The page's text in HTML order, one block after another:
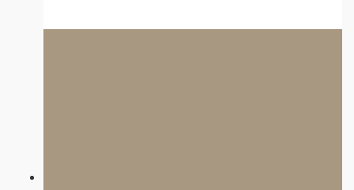
dispozícii nonstop (milí, profesionálni ...